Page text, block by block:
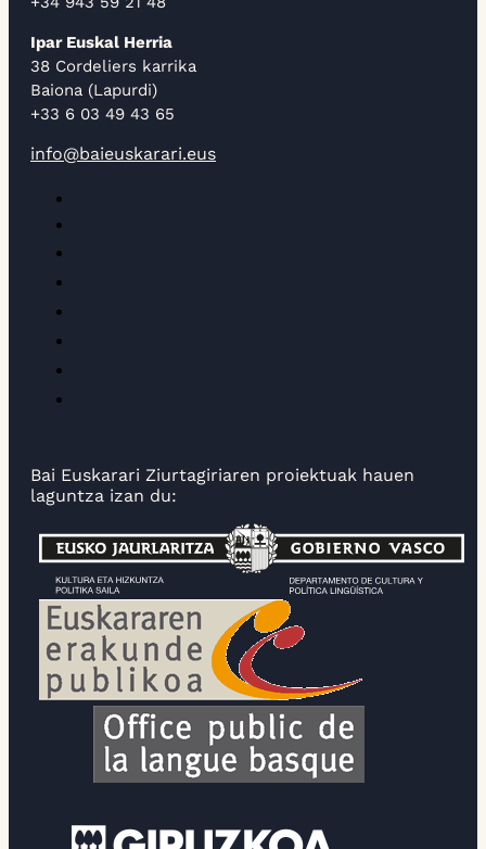
Ipar Euskal Herria
38 Cordeliers karrika
Baiona (Lapurdi)
+33 6 03 49 43 65
info@baieuskarari.eus
Bai Euskarari Ziurtagiriaren proiektuak hauen
laguntza izan du: